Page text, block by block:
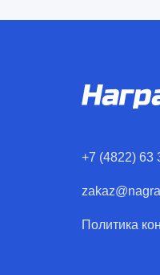
+7 (4822) 63
Политика